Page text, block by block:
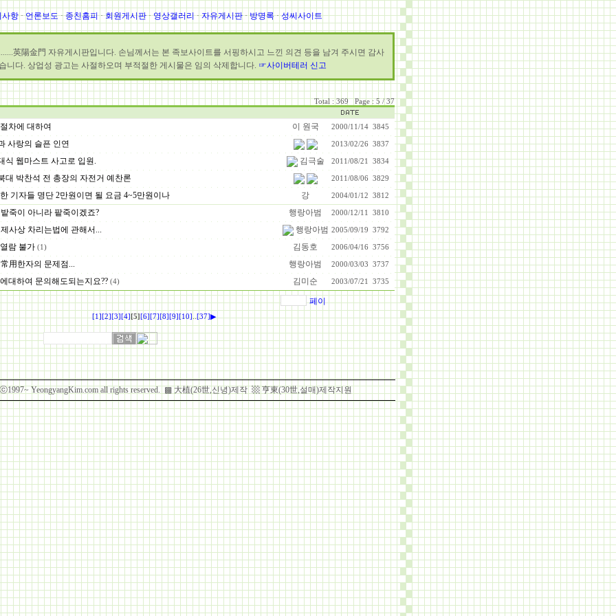
사항·언론보도·종친홈피·회원게시판·영상갤러리·자유게시판·방명록·성씨사이트
英陽金門 자유게시판입니다. 손님께서는 본 족보사이트를 서핑하시고 느낀 의견 등을 남겨 주시면 감사
니다. 상업성 광고는 사절하오며 부적절한 게시물은 임의 삭제합니다. ☞사이버테러 신고
Total : 369 Page : 5 / 37
차에 대하여 이 원국 2000/11/14 3845
사랑의 슬픈 인연 2013/02/26 3837
식 웹마스트 사고로 입원. 김극술 2011/08/21 3834
대 박찬석 전 총장의 자전거 예찬론 2011/08/06 3829
기자들 명단 2만원이면 될 요금 4~5만원이나 강 2004/01/12 3812
밭죽이 아니라 팥죽이겠죠? 행랑아범 2000/12/11 3810
제사상 차리는법에 관해서... 행랑아범 2005/09/19 3792
람 불가 (1) 김동호 2006/04/16 3756
常用한자의 문제점... 행랑아범 2000/03/03 3737
대하여 문의해도되는지요?? (4) 김미순 2003/07/21 3735
[1][2][3][4][5][6][7][8][9][10]..[37]▶
YeongyangKim.com all rights reserved. ▩ 大植(26世,신녕)제작 ▩ 亨東(30世,설매)제작지원